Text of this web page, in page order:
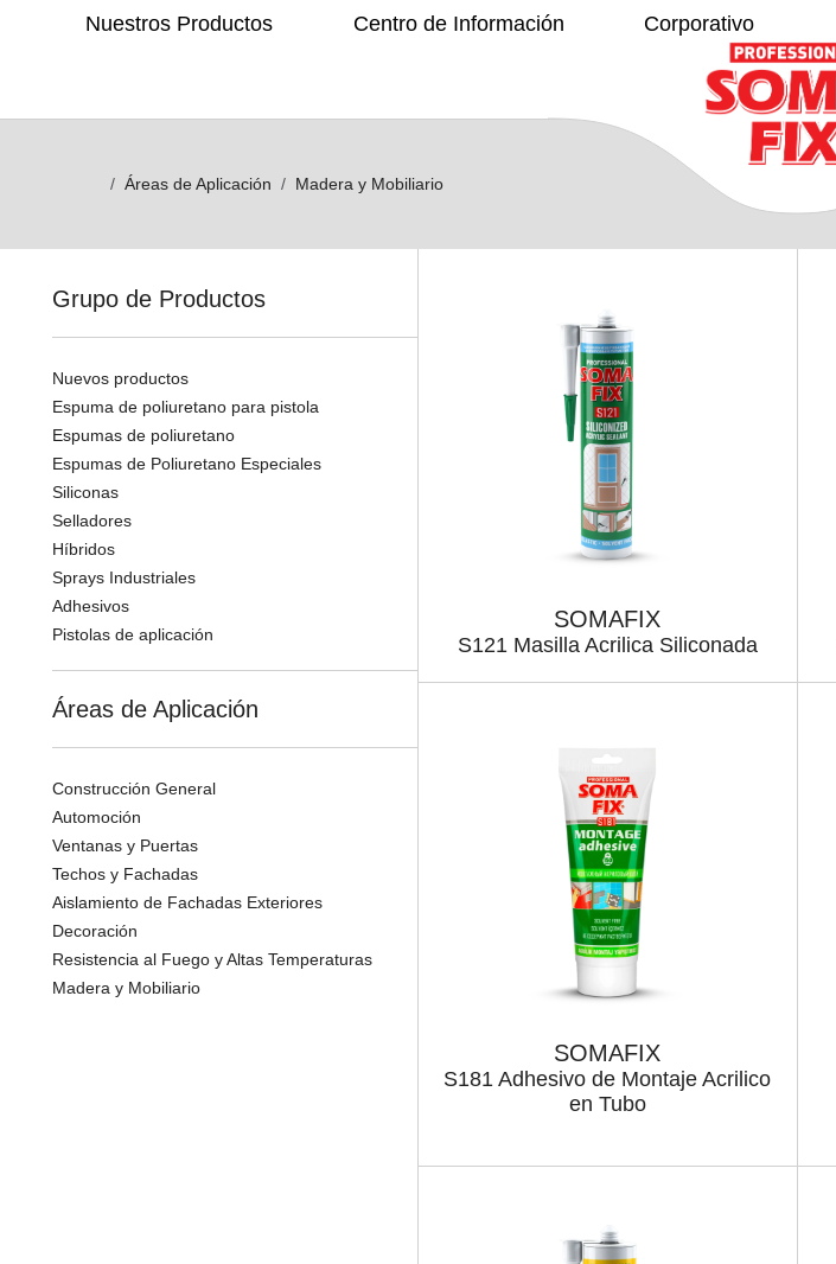
Nuestros Productos Centro de Información Corporativo
Áreas de Aplicación Madera y Mobiliario
Grupo de Productos
Nuevos productos
Espuma de poliuretano para pistola
Espumas de poliuretano
Espumas de Poliuretano Especiales
Siliconas
Selladores
Híbridos
Sprays Industriales
Adhesivos
Pistolas de aplicación
Áreas de Aplicación
Construcción General
Automoción
Ventanas y Puertas
Techos y Fachadas
Aislamiento de Fachadas Exteriores
Decoración
Resistencia al Fuego y Altas Temperaturas
Madera y Mobiliario
SOMAFIX
S121 Masilla Acrilica Siliconada
SOMAFIX
S181 Adhesivo de Montaje Acrilico
en Tubo